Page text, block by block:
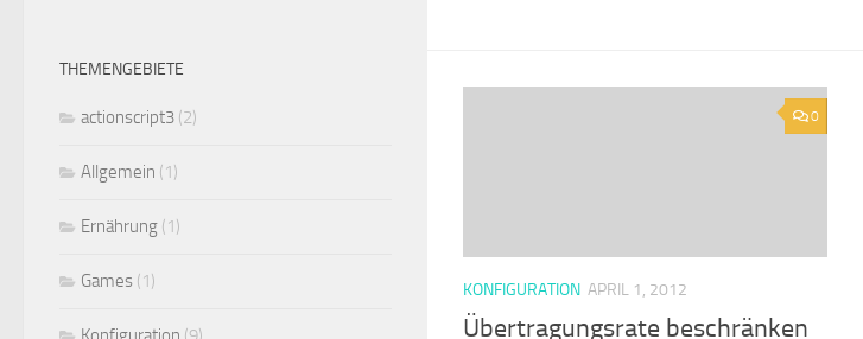
0
KONFIGURATION APRIL 1, 2012
Übertragungsrate beschränken
THEMENGEBIETE
actionscript3 (2)
Allgemein (1)
Ernährung (1)
Games (1)